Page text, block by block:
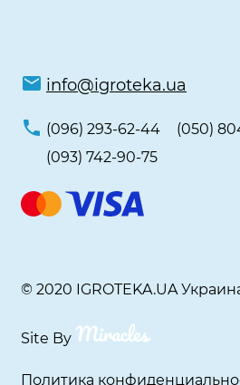
info@igroteka.ua
(096) 293-62-44
(050)
(093) 742-90-75
© 2020 IGROTEKA.UA
Site By
Политика